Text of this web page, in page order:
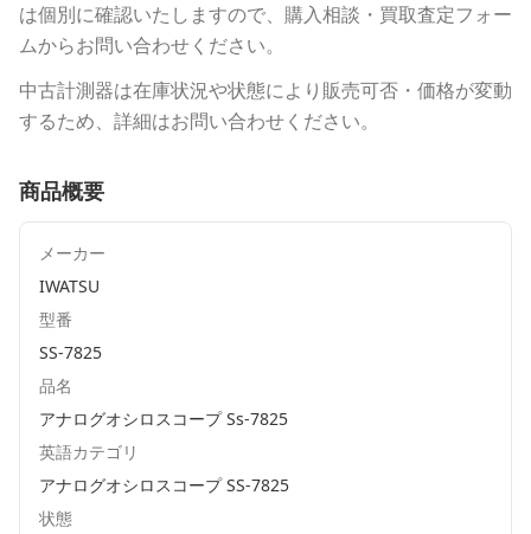
は個別に確認いたしますので、購入相談・買取査定フォー
ムからお問い合わせください。
中古計測器は在庫状況や状態により販売可否・価格が変動
するため、詳細はお問い合わせください。
商品概要
メーカー
IWATSU
型番
SS-7825
品名
アナログオシロスコープ Ss-7825
英語カテゴリ
アナログオシロスコープ SS-7825
状態